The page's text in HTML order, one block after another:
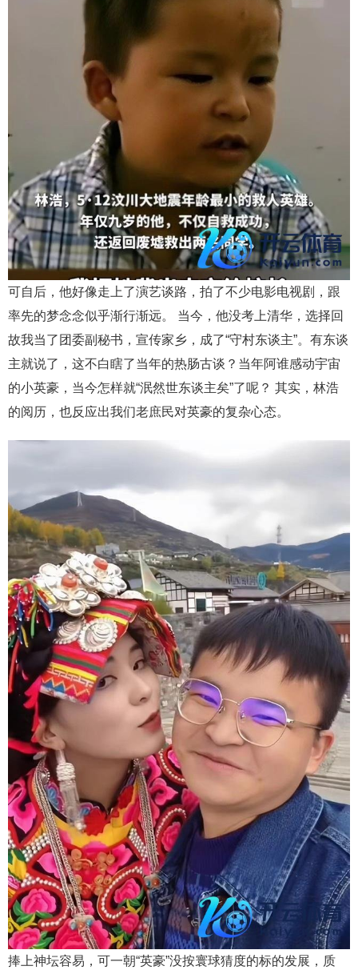
可自后，他好像走上了演艺谈路，拍了不少电影电视剧，跟
率先的梦念念似乎渐行渐远。 当今，他没考上清华，选择回
故我当了团委副秘书，宣传家乡，成了“守村东谈主”。有东谈
主就说了，这不白瞎了当年的热肠古谈？当年阿谁感动宇宙
的小英豪，当今怎样就“泯然世东谈主矣”了呢？ 其实，林浩
的阅历，也反应出我们老庶民对英豪的复杂心态。
捧上神坛容易，可一朝“英豪”没按寰球猜度的标的发展，质